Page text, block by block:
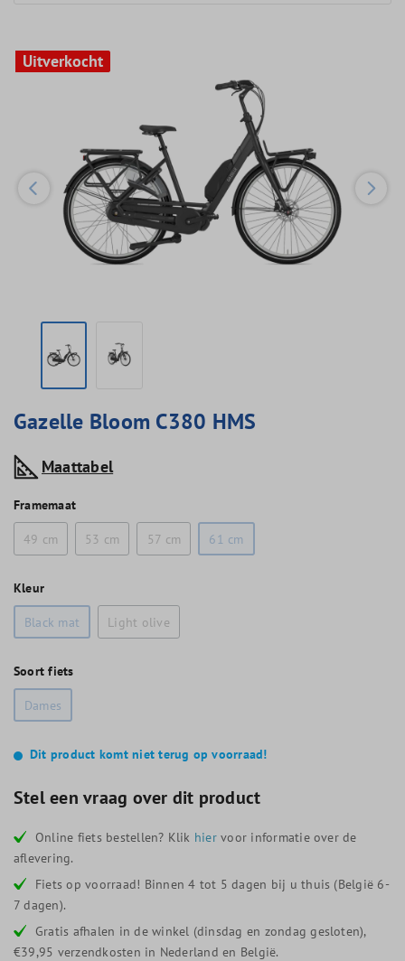
Uitverkocht
Uitverkocht
Gazelle Bloom C380 HMS
Maattabel
Framemaat
49 cm
53 cm 57 cm 61 cm
Kleur
Black mat
Light olive
Soort fiets
Dames
Dit product komt niet terug op voorraad!
Stel een vraag over dit product
Online fiets bestellen? Klik hiervoor informatie over de
aflevering.
Fiets op voorraad! Binnen 4 tot 5 dagen bij u thuis (België 6-
7 dagen).
Gratis afhalen in de winkel (dinsdag en zondag gesloten),
€39,95 verzendkosten in Nederland en België.